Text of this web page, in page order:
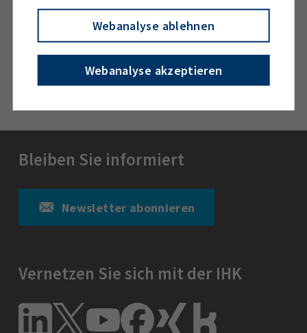
Webanalyse ablehnen
Webanalyse akzeptieren
Abschicken
Bleiben Sie informiert
Newsletter abonnieren
Vernetzen Sie sich mit der IHK